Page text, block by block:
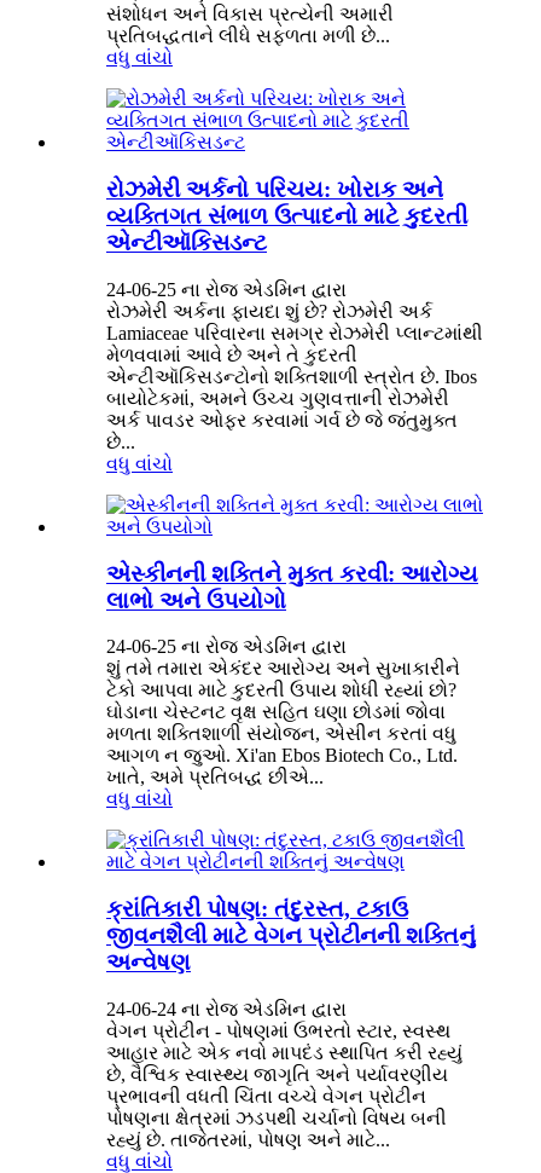
સંશોધન અને વિકાસ પ્રત્યેની અમારી
પ્રતિબદ્ધતાને લીધે સફળતા મળી છે...
વધુ વાંચો
રોઝમેરી અર્કનો પરિચય: ખોરાક અને
વ્યક્તિગત સંભાળ ઉત્પાદનો માટે કુદરતી
એન્ટીઑકિસડન્ટ
24-06-25 ના રોજ એડમિન દ્વારા
રોઝમેરી અર્કના ફાયદા શું છે? રોઝમેરી અર્ક
Lamiaceae પરિવારના સમગ્ર રોઝમેરી પ્લાન્ટમાંથી
મેળવવામાં આવે છે અને તે કુદરતી
એન્ટીઑકિસડન્ટોનો શક્તિશાળી સ્ત્રોત છે. Ibos
બાયોટેકમાં, અમને ઉચ્ચ ગુણવત્તાની રોઝમેરી
અર્ક પાવડર ઓફર કરવામાં ગર્વ છે જે જંતુમુક્ત
છે...
વધુ વાંચો
એસ્કીનની શક્તિને મુક્ત કરવી: આરોગ્ય
લાભો અને ઉપયોગો
24-06-25 ના રોજ એડમિન દ્વારા
શું તમે તમારા એકંદર આરોગ્ય અને સુખાકારીને
ટેકો આપવા માટે કુદરતી ઉપાય શોધી રહ્યાં છો?
ઘોડાના ચેસ્ટનટ વૃક્ષ સહિત ઘણા છોડમાં જોવા
મળતા શક્તિશાળી સંયોજન, એસીન કરતાં વધુ
આગળ ન જુઓ. Xi'an Ebos Biotech Co., Ltd.
ખાતે, અમે પ્રતિબદ્ધ છીએ...
વધુ વાંચો
ક્રાંતિકારી પોષણ: તંદુરસ્ત, ટકાઉ
જીવનશૈલી માટે વેગન પ્રોટીનની શક્તિનું
અન્વેષણ
24-06-24 ના રોજ એડમિન દ્વારા
વેગન પ્રોટીન - પોષણમાં ઉભરતો સ્ટાર, સ્વસ્થ
આહાર માટે એક નવો માપદંડ સ્થાપિત કરી રહ્યું
છે, વૈશ્વિક સ્વાસ્થ્ય જાગૃતિ અને પર્યાવરણીય
પ્રભાવની વધતી ચિંતા વચ્ચે વેગન પ્રોટીન
પોષણના ક્ષેત્રમાં ઝડપથી ચર્ચાનો વિષય બની
રહ્યું છે. તાજેતરમાં, પોષણ અને માટે...
વધુ વાંચો